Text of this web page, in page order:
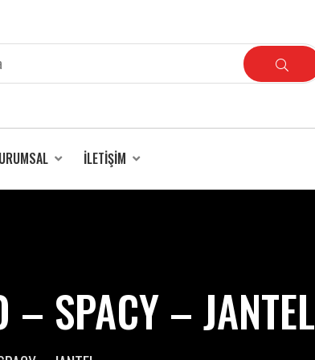
İLETIŞIM
SPACY – JANTEL